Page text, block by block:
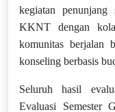
kegiatan
KKNT dengan
komunitas berjalan
konseling berbasis
Seluruh hasil
Evaluasi Semester